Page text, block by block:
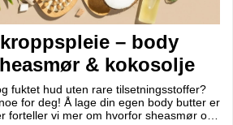
– body
& kokosolje
fuktet hud uten rare tilsetningsstoffer?
for deg! Å lage din egen body butter er
forteller vi mer om hvorfor sheasmør og